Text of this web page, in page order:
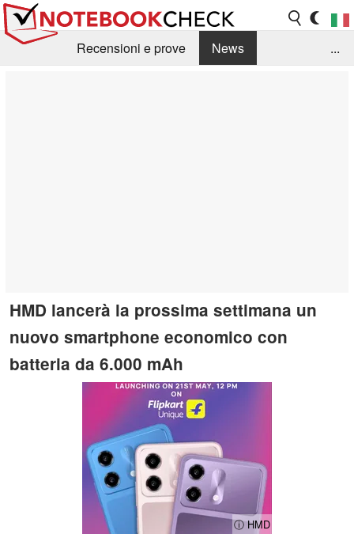
Recensioni e prove
News
...
HMD lancerà la prossima settimana un
nuovo smartphone economico con
batteria da 6.000 mAh
ⓘ HMD